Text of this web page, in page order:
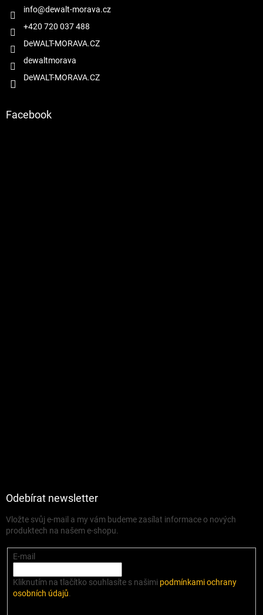
info@dewalt-morava.cz
+420 720 037 488
DeWALT-MORAVA.CZ
dewaltmorava
DeWALT-MORAVA.CZ
Facebook
Odebírat newsletter
Vložte svůj e-mail a my vám budeme zasílat informace o nových
produktech na našem e-shopu.
E-mail
Kliknutím na tlačítko souhlasíte s našimi podmínkami ochrany
osobních údajů.